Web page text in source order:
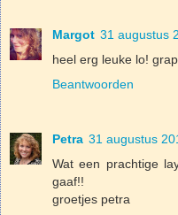
Margot 31 augustus
heel erg leuke lo!
Beantwoorden
Petra 31 augustus
Wat een prachtige
gaaf!!
groetjes petra